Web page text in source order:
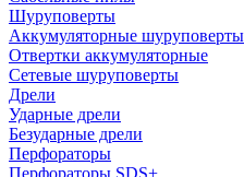
Шуруповерты
Аккумуляторные шуруповерты
Отвертки аккумуляторные
Сетевые шуруповерты
Дрели
Ударные дрели
Безударные дрели
Перфораторы
Перфораторы SDS+